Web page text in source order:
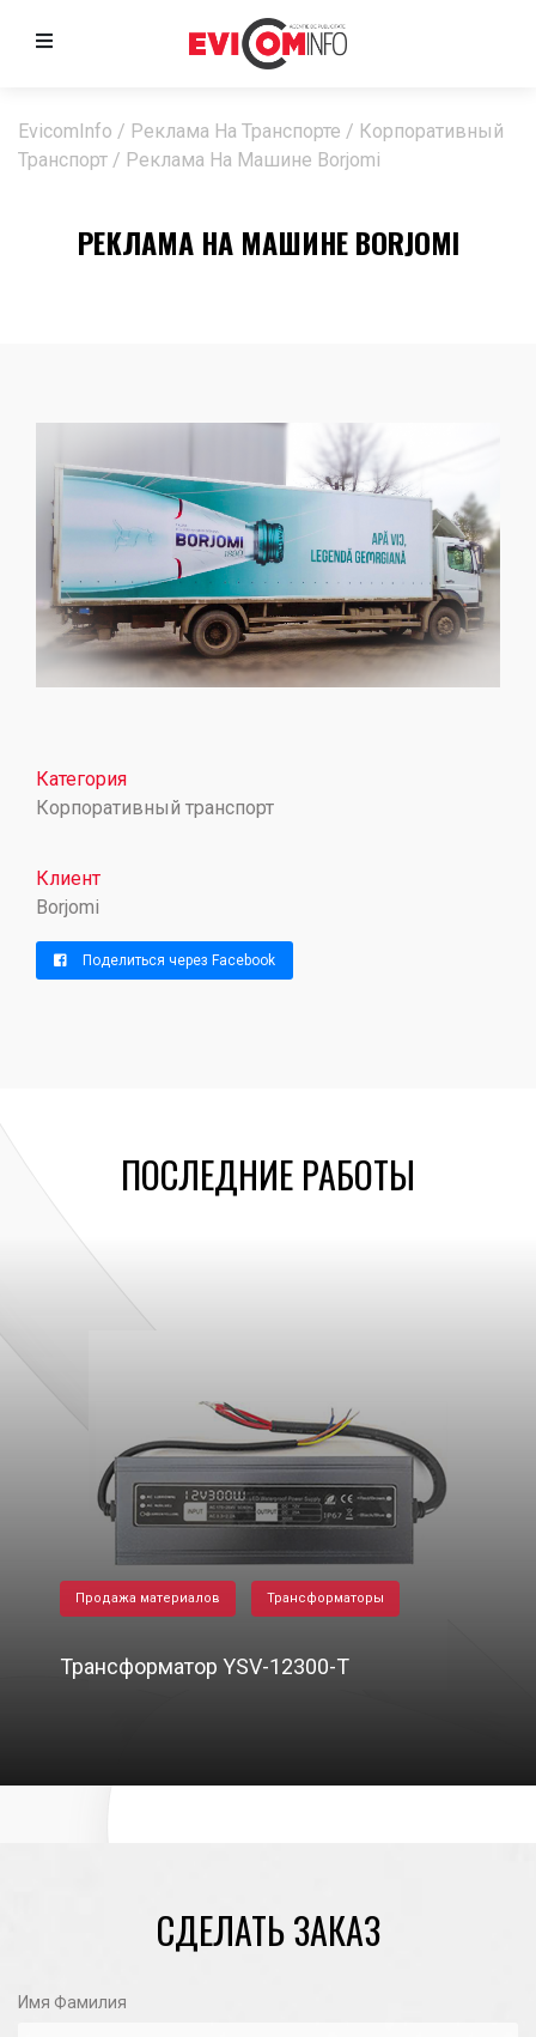
EvicomInfo / Реклама На Транспорте / Корпоративный
Транспорт / Реклама На Машине Borjomi
РЕКЛАМА НА МАШИНЕ BORJOMI
Категория
Корпоративный транспорт
Клиент
Borjomi
Поделиться через Facebook
ПОСЛЕДНИЕ РАБОТЫ
Продажа материалов Трансформаторы
Трансформатор YSV-12300-T
СДЕЛАТЬ ЗАКАЗ
Имя Фамилия